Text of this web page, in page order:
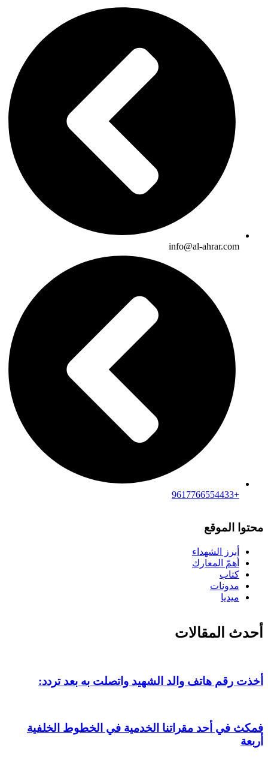
info@al-ahrar.com
+9617766554433
محتوا الموقع
أبرز الشهداء
أهمّ المعارك
كتاب
مدونات
ميديا
أحدث المقالات
أخذت رقم هاتف والد الشهيد واتصلت به بعد تردد:
فمكث في أحد مقراتنا الخدمية في الخطوط الخلفية
أربعة